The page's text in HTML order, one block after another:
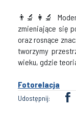
👨‍🔬👩‍🔬
zmieniające się
oraz rosnące
tworzymy
wieku, gdzie
Fotorelacja
Udostępnij: